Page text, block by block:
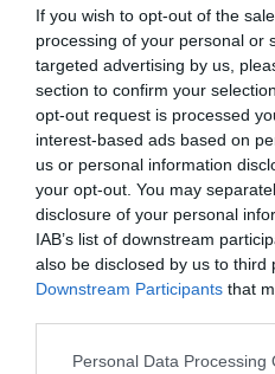
If you wish to opt-out of the
processing of your personal or
targeted advertising by us,
section to confirm your
opt-out request is processed
interest-based ads based on
us or personal information
your opt-out. You may
disclosure of your personal
IAB’s list of downstream
also be disclosed by us to third
Downstream Participants that
Please note that this website/
Personal Data Processing
Εύβοια πριν πέντε χρόνια
08.08.2026 | 19:00
Σε δημοπρασία η μπάλα
ιστορικών γκολ του
08.08.2026 | 18:40
Αγανάκτηση σε χωριό της
Εύβοιας: Μένουν κάθε
νερό – Σοβαρή καταγγελία
ΠΕΡΙΣΣΟΤΕΡΑ ΑΠΟ
Ρίγη συγκίνησης στην
Οσίου Δαυΐδ έλαμψε
στη μεγάλη πανήγυρη